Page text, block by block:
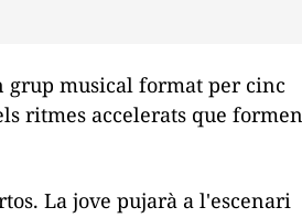
grup musical format per cinc
ritmes accelerats que formen
La jove pujarà a l'escenari